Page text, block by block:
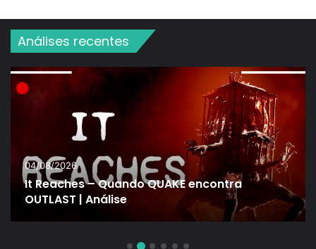
Análises recentes
04/08/2026
It Reaches – Quando QUAKE encontra
OUTLAST | Análise